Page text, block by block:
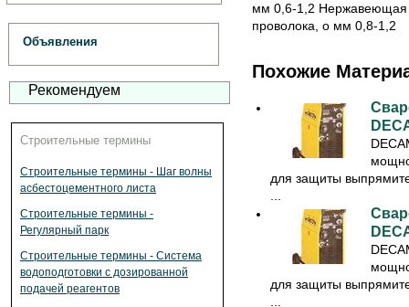
Объявления
Рекомендуем
Строительные термины
Строительные термины - Шаг волны
асбестоцементного листа
Строительные термины -
Регулярный парк
Строительные термины - Система
водоподготовки с дозированной
подачей реагентов
мм 0,6-1,2 Нержавеющая
проволока, o мм 0,8-1,2
Похожие
для защиты
для защиты